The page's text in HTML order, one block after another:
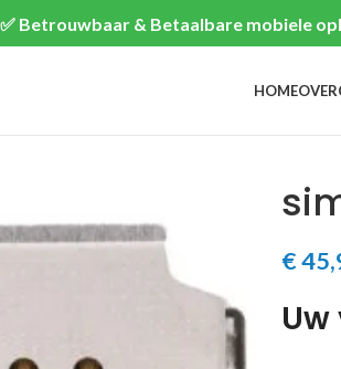
✅ Betrouwbaar & Betaalbare mobiele
HOMEOVER
€